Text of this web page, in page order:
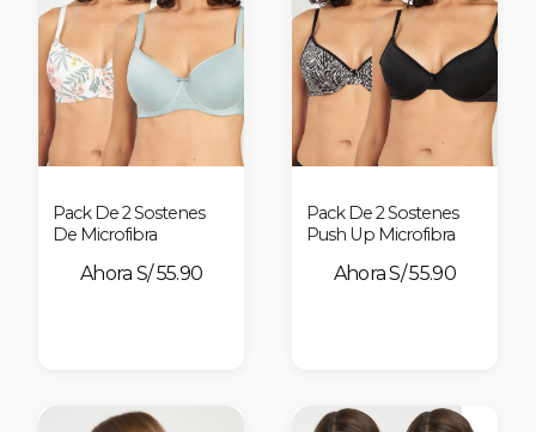
Pack De 2 Sostenes
De Microfibra
S/ 55.90
Pack De 2 Sostenes
Push Up Microfibra
S/ 55.90